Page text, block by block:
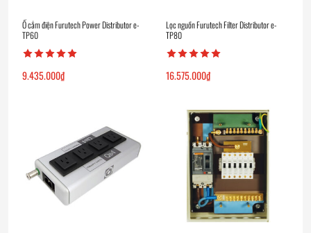
Ổ cắm điện Furutech Power Distributor e-
TP60
9.435.000₫
Lọc nguồn Furutech Filter Distributor e-
TP80
16.575.000₫